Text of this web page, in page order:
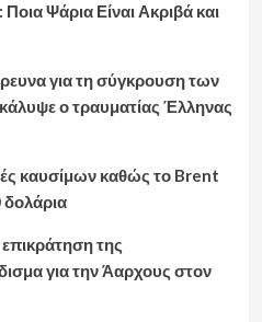
Ψάρια Είναι Ακριβά και
για τη σύγκρουση των
ο τραυματίας Έλληνας
καυσίμων καθώς το Brent
της
για την Άαρχους στον